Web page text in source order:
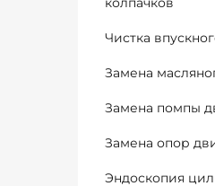
Чистка
Замена
Замена помпы
Замена опор
Эндоскопия